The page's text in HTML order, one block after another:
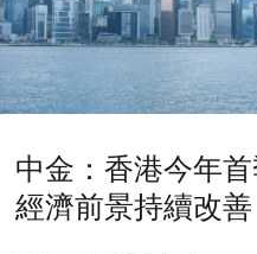
中金：香港今年
經濟前景持續改善